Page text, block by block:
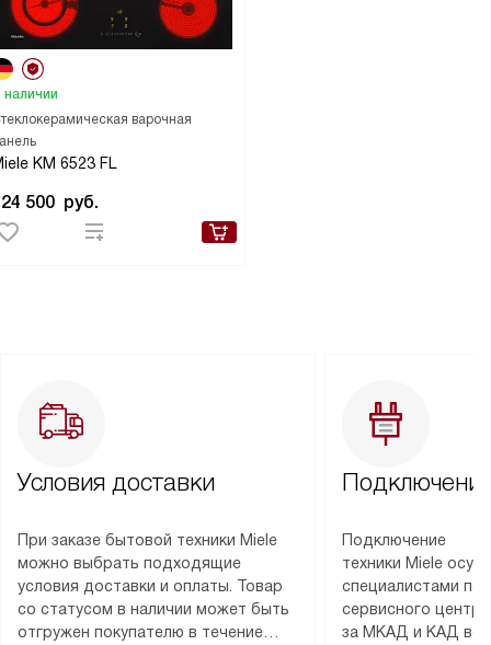
варочная
KM 6523 FL
наличии
500 руб.
Условия доставки
При заказе бытовой техники Miele
можно выбрать подходящие
условия доставки и оплаты. Товар
со статусом в наличии может быть
отгружен покупателю в течение
Подключение
техники Miele
специалистами
сервисного
за МКАД и КАД